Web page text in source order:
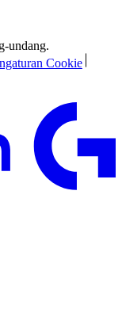
undang.
Cookie